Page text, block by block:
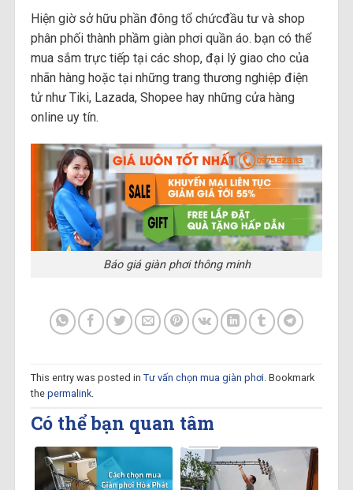
Hiện giờ sở hữu phần đông tổ chứcđầu tư và shop
phân phối thành phầm giàn phơi quần áo. bạn có thể
mua sắm trực tiếp tại các shop, đại lý giao cho của
nhãn hàng hoặc tại những trang thương nghiệp điện
tử như Tiki, Lazada, Shopee hay những cửa hàng
online uy tín.
Báo giá giàn phơi thông minh
This entry was posted in Tư vấn chọn mua giàn phơi. Bookmark
the permalink.
Có thể bạn quan tâm